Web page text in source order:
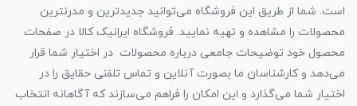
است. شما از طریق این فروشگاه می‌توانید جدیدترین و مدرنترین
محصولات را مشاهده و تهیه نمایید. فروشگاه ایرانیک کالا در صفحات
محصول خود توضیحات جامعی درباره محصولات در اختیار شما قرار
می‌دهد و کارشناسان ما بصورت آنلاین و تماس تلفنی حقایق را در
اختیار شما می‌گذارد و این امکان را فراهم می‌سازند که آگاهانه انتخاب